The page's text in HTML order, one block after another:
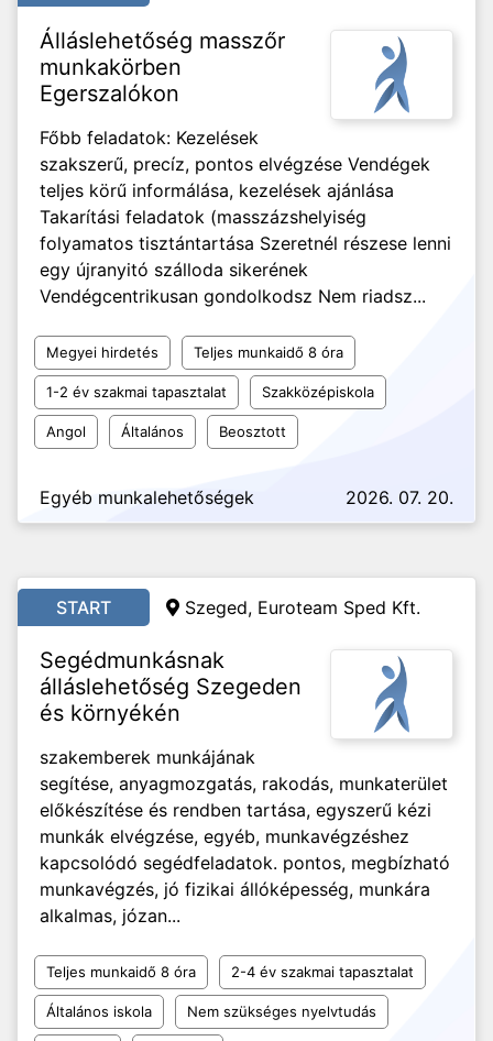
Álláslehetőség masszőr
munkakörben
Egerszalókon
Főbb feladatok: Kezelések
szakszerű, precíz, pontos elvégzése Vendégek
teljes körű informálása, kezelések ajánlása
Takarítási feladatok (masszázshelyiség
folyamatos tisztántartása Szeretnél részese lenni
egy újranyitó szálloda sikerének
Vendégcentrikusan gondolkodsz Nem riadsz...
Megyei hirdetés Teljes munkaidő 8 óra
1-2 év szakmai tapasztalat Szakközépiskola
Angol Általános Beosztott
Egyéb munkalehetőségek 2026. 07. 20.
START Szeged, Euroteam Sped Kft.
Segédmunkásnak
álláslehetőség Szegeden
és környékén
szakemberek munkájának
segítése, anyagmozgatás, rakodás, munkaterület
előkészítése és rendben tartása, egyszerű kézi
munkák elvégzése, egyéb, munkavégzéshez
kapcsolódó segédfeladatok. pontos, megbízható
munkavégzés, jó fizikai állóképesség, munkára
alkalmas, józan...
Teljes munkaidő 8 óra 2-4 év szakmai tapasztalat
Általános iskola Nem szükséges nyelvtudás